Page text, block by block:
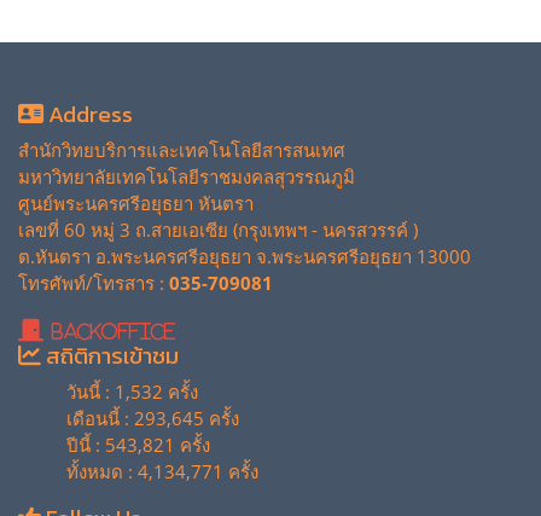
Address
สำนักวิทยบริการและเทคโนโลยีสารสนเทศ
มหาวิทยาลัยเทคโนโลยีราชมงคลสุวรรณภูมิ
ศูนย์พระนครศรีอยุธยา หันตรา
เลขที่ 60 หมู่ 3 ถ.สายเอเซีย (กรุงเทพฯ - นครสวรรค์ )
ต.หันตรา อ.พระนครศรีอยุธยา จ.พระนครศรีอยุธยา 13000
โทรศัพท์/โทรสาร : 035-709081
BackOffice
สถิติการเข้าชม
วันนี้ : 1,532 ครั้ง
เดือนนี้ : 293,645 ครั้ง
ปีนี้ : 543,821 ครั้ง
ทั้งหมด : 4,134,771 ครั้ง